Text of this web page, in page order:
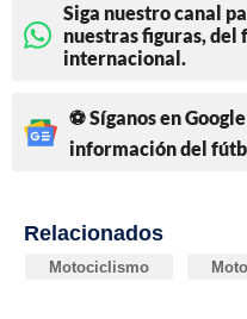
Siga nuestro canal
nuestras figuras,
internacional.
⚽ Síganos en
información del
Relacionados
Motociclismo